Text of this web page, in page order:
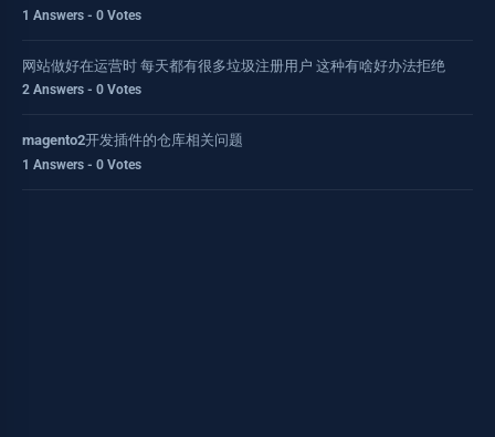
1 Answers - 0 Votes
网站做好在运营时 每天都有很多垃圾注册用户 这种有啥好办法拒绝
2 Answers - 0 Votes
magento2开发插件的仓库相关问题
1 Answers - 0 Votes